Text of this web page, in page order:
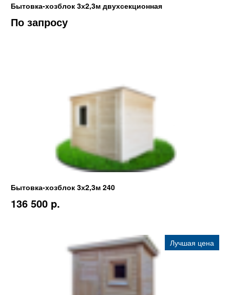
Бытовка-хозблок 3х2,3м двухсекционная
По запросу
Бытовка-хозблок 3х2,3м 240
136 500 p.
Лучшая цена